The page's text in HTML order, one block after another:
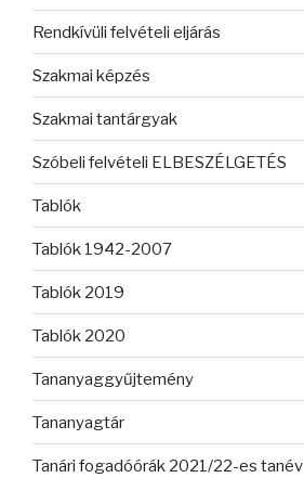
Rendkívüli felvételi eljárás
Szakmai képzés
Szakmai tantárgyak
Szóbeli felvételi ELBESZÉLGETÉS
Tablók
Tablók 1942-2007
Tablók 2019
Tablók 2020
Tananyaggyűjtemény
Tananyagtár
Tanári fogadóórák 2021/22-es tanév